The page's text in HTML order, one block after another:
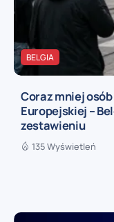
BELGIA
Coraz mniej
Europejskiej –
zestawieniu
135 Wyświetleń